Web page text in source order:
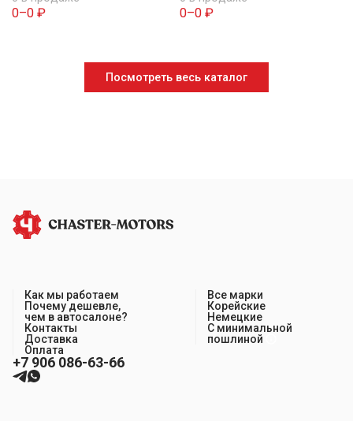
0–0 ₽ 0–0 ₽
Посмотреть весь каталог
Как мы работаем
Почему дешевле,
чем в автосалоне?
Контакты
Доставка
Оплата
Все марки
Корейские
Немецкие
С минимальной
пошлиной
+7 906 086-63-66